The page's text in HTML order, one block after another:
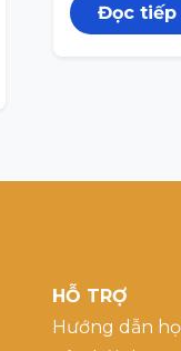
Đọc tiếp
HỖ TRỢ
Hướng dẫn